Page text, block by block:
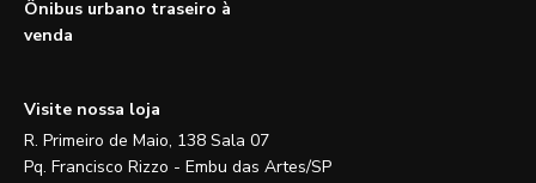
Ônibus urbano traseiro à
venda
Visite nossa loja
R. Primeiro de Maio, 138 Sala 07
Pq. Francisco Rizzo - Embu das Artes/SP